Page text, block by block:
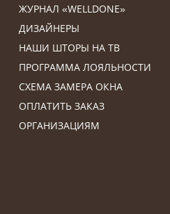
ЖУРНАЛ «WELLDONE»
ДИЗАЙНЕРЫ
НАШИ ШТОРЫ НА ТВ
ПРОГРАММА ЛОЯЛЬНОСТИ
СХЕМА ЗАМЕРА ОКНА
ОПЛАТИТЬ ЗАКАЗ
ОРГАНИЗАЦИЯМ